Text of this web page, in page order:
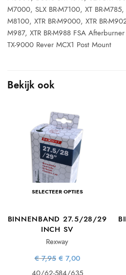
M7000, SLX BR-M7100, XT BR-M785,
M8100, XTR BR-M9000, XTR BR-
M987, XTR BR-M988 FSA Afterburner
TX-9000 Rever MCX1 Post Mount
Bekijk ook
SELECTEER OPTIES
BINNENBAND 27.5/28/29
INCH SV
Rexway
€7,95 Oorspronkelijke
prijs was:
€ 7,95.
€ 7,00Huidige
€ 7,00.